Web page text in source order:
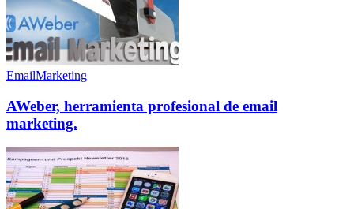
EmailMarketing
AWeber, herramienta profesional de email
marketing.